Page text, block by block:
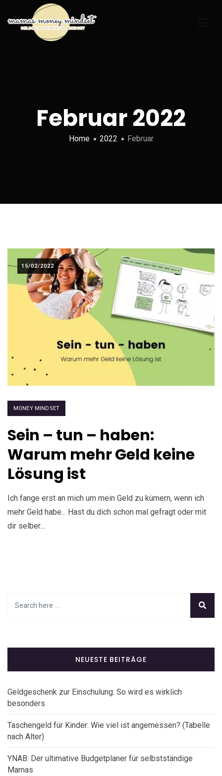
Februar 2022
Home 2022 Februar
15/02/2022
MONEY MINDSET
Sein – tun – haben:
Warum mehr Geld keine
Lösung ist
Ich fange erst an mich um mein Geld zu kümern, wenn ich
mehr Geld habe... Hast du dich schon mal gefragt oder mit
dir selber…
NEUESTE BEITRÄGE
Geldgeschenk zur Einschulung: So wird es wirklich
besonders
Taschengeld für Kinder: Wie viel ist angemessen? (Tabelle
nach Alter)
YNAB: Der ultimative Budgetplaner für selbstständige
Mamas